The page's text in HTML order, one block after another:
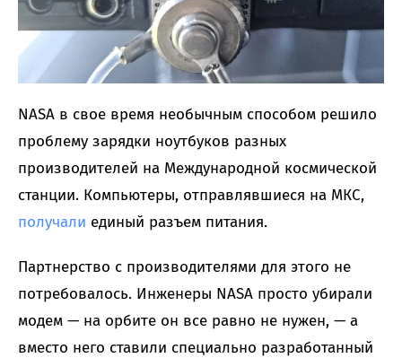
NASA в свое время необычным способом решило
проблему зарядки ноутбуков разных
производителей на Международной космической
станции. Компьютеры, отправлявшиеся на МКС,
получали единый разъем питания.
Партнерство с производителями для этого не
потребовалось. Инженеры NASA просто убирали
модем — на орбите он все равно не нужен, — а
вместо него ставили специально разработанный